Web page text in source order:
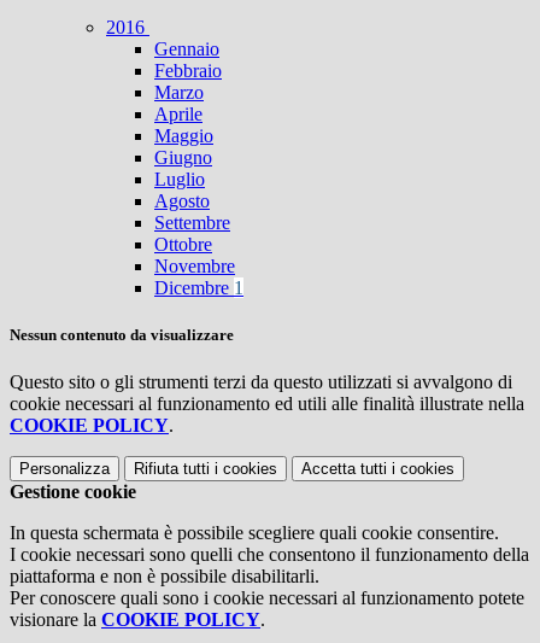
2016
Gennaio
Febbraio
Marzo
Aprile
Maggio
Giugno
Luglio
Agosto
Settembre
Ottobre
Novembre
Dicembre 1
Nessun contenuto da visualizzare
Questo sito o gli strumenti terzi da questo utilizzati si avvalgono di
cookie necessari al funzionamento ed utili alle finalità illustrate nella
COOKIE POLICY.
Personalizza Rifiuta tutti i cookies Accetta tutti i cookies
Gestione cookie
In questa schermata è possibile scegliere quali cookie consentire.
I cookie necessari sono quelli che consentono il funzionamento della
piattaforma e non è possibile disabilitarli.
Per conoscere quali sono i cookie necessari al funzionamento potete
visionare la COOKIE POLICY.